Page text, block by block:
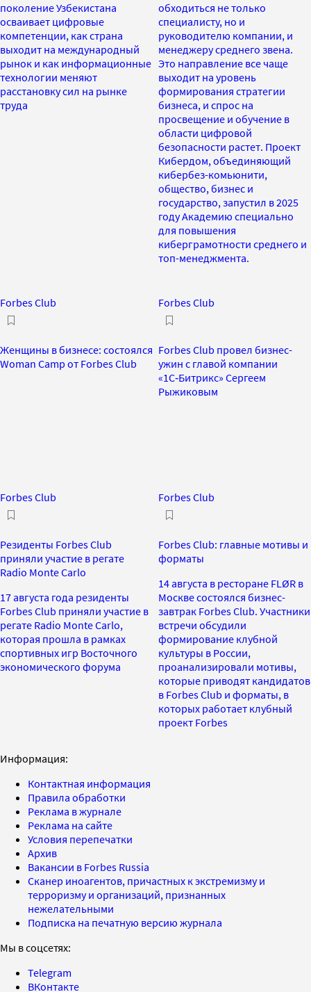
поколение Узбекистана
осваивает цифровые
компетенции, как страна
выходит на международный
рынок и как информационные
технологии меняют
расстановку сил на рынке
труда
обходиться не только
специалисту, но и
руководителю компании, и
менеджеру среднего звена.
Это направление все чаще
выходит на уровень
формирования стратегии
бизнеса, и спрос на
просвещение и обучение в
области цифровой
безопасности растет. Проект
Кибердом, объединяющий
кибербез-комьюнити,
общество, бизнес и
государство, запустил в 2025
году Академию специально
для повышения
киберграмотности среднего и
топ-менеджмента.
Forbes Club
Женщины в бизнесе: состоялся
Woman Camp от Forbes Club
Forbes Club
Forbes Club провел бизнес-
ужин с главой компании
«1С‑Битрикс» Сергеем
Рыжиковым
Forbes Club
Резиденты Forbes Club
приняли участие в регате
Radio Monte Carlo
17 августа года резиденты
Forbes Club приняли участие в
регате Radio Monte Carlo,
которая прошла в рамках
спортивных игр Восточного
экономического форума
Forbes Club
Forbes Club: главные мотивы и
форматы
14 августа в ресторане FLØR в
Москве состоялся бизнес-
завтрак Forbes Club. Участники
встречи обсудили
формирование клубной
культуры в России,
проанализировали мотивы,
которые приводят кандидатов
в Forbes Club и форматы, в
которых работает клубный
проект Forbes
Информация:
Контактная информация
Правила обработки
Реклама в журнале
Реклама на сайте
Условия перепечатки
Архив
Вакансии в Forbes Russia
Сканер иноагентов, причастных к экстремизму и
терроризму и организаций, признанных
нежелательными
Подписка на печатную версию журнала
Мы в соцсетях:
Telegram
ВКонтакте